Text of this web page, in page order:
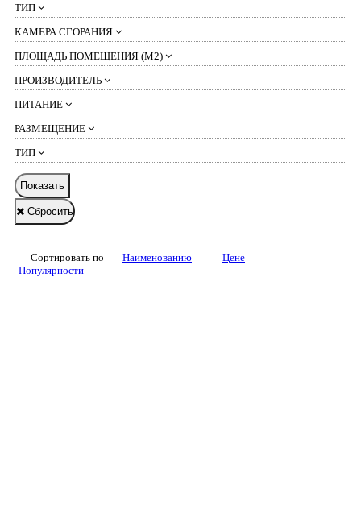
ТИП
КАМЕРА СГОРАНИЯ
ПЛОЩАДЬ ПОМЕЩЕНИЯ (М2)
ПРОИЗВОДИТЕЛЬ
ПИТАНИЕ
РАЗМЕЩЕНИЕ
ТИП
Показать
Сбросить
Сортировать по Наименованию
Цене
Популярности